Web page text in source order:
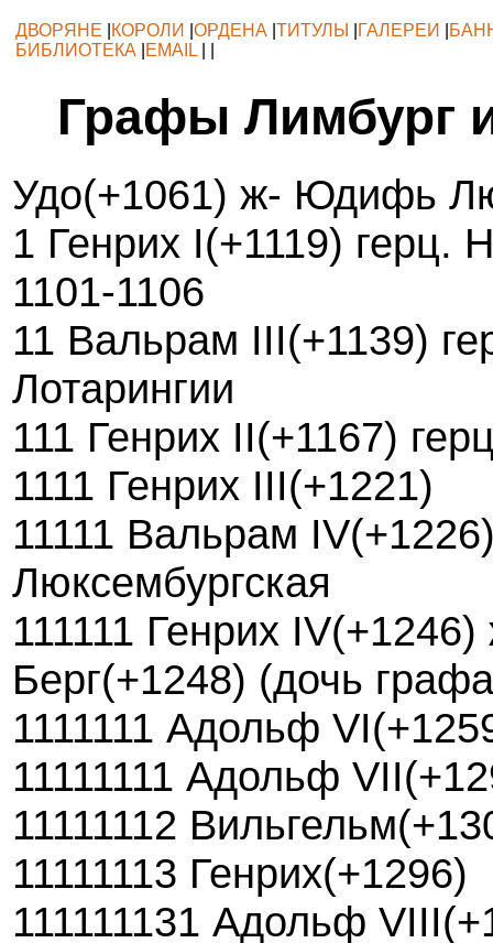
ДВОРЯНЕ КОРОЛИ ОРДЕНА ТИТУЛЫ ГАЛЕРЕИ
БИБЛИОТЕКА
EMAIL
Графы Лимбург
Удо(+1061) ж- Юдифь
1 Генрих I(+1119) герц.
1101-1106
11 Вальрам III(+1139)
Лотарингии
111 Генрих II(+1167)
1111 Генрих III(+1221)
11111 Вальрам
Люксембургская
111111 Генрих
Берг(+1248) (дочь
1111111 Адольф
11111111 Адольф
11111112
11111113 Генрих(+1296)
111111131 Адольф